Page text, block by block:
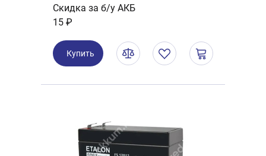
Скидка за б/у АКБ
15 ₽
Купить